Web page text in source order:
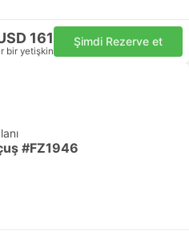
161
bir yetişkin
Şimdi Rezerve et
#FZ1946